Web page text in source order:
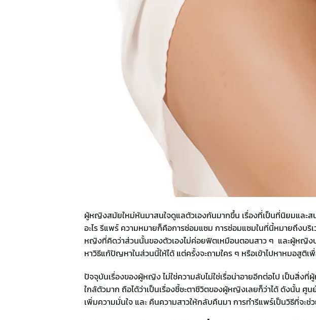
ผู้หญิงสมัยใหม่หันมาสนใจดูแลตัวเองกันมากขึ้น เรื่องที่เป็นที่นิยมและ
อะไร รีแพร์ ความหมายก็คือการซ่อมแซม การซ่อมแซมในที่นี้หมายถึง
หญิงที่คิดว่าส่วนนั้นของตัวเองไม่ค่อยฟิตเหมือนตอนสาว ๆ และผู้หญิง
หาวิธีแก้ปัญหาในส่วนนี้ให้ได้ แต่ครั้งจะถามใคร ๆ หรือเข้าไปหาหมอสูติเ
ปัจจุบันเรื่องของผู้หญิง ไม่ใช่ความลับไม่ใช่เรื่อน่าอายอีกต่อไป เป็นสิ่ง
ใกล้ตัวมาก ถือได้ว่าเป็นเรื่องชี้ชะตาชีวิตของผู้หญิงเลยก็ว่าได้ ดังนั้น
เพิ่มความมั่นใจ และ คืนความสาวให้กลับคืนมา การทำรีแพร์เป็นวิธีที่จะ